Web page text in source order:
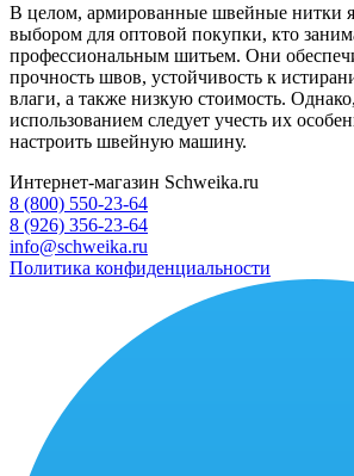
В целом, армированные швейные нитки
выбором для оптовой покупки, кто
профессиональным шитьем. Они
прочность швов, устойчивость к
влаги, а также низкую стоимость.
использованием следует учесть их
настроить швейную машину.
Интернет-магазин Schweika.ru
8 (800) 550-23-64
8 (926) 356-23-64
info@schweika.ru
Политика конфиденциальности